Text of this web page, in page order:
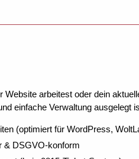
Website arbeitest oder dein
einfache Verwaltung ausgelegt
(optimiert für WordPress,
DSGVO-konform